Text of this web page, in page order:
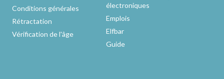
Conditions générales
Rétractation
Vérification de l'âge
électroniques
Emplois
Elfbar
Guide